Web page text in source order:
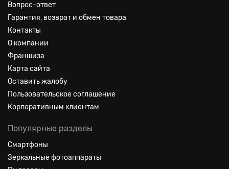
Вопрос-ответ
Гарантия, возврат и обмен товара
Контакты
О компании
Франшиза
Карта сайта
Оставить жалобу
Пользовательское соглашение
Корпоративным клиентам
Популярные разделы
Смартфоны
Зеркальные фотоаппараты